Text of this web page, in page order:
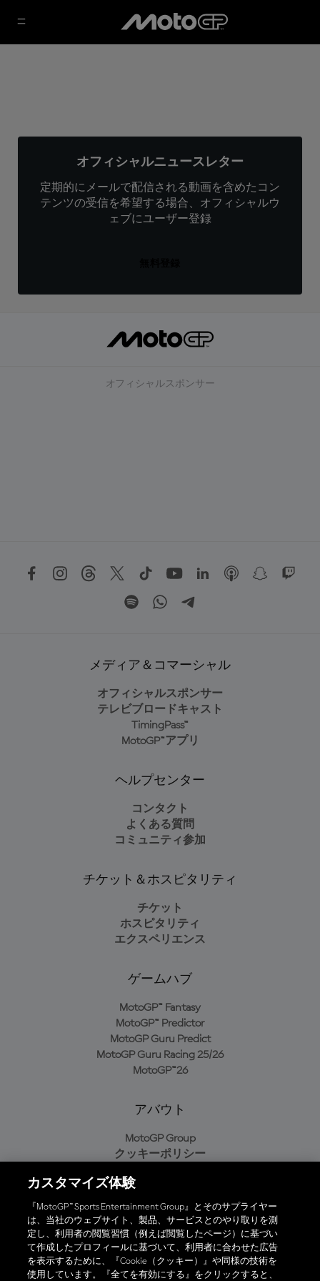
オフィシャルニュースレター
定期的にメールで配信される動画を含めたコン
テンツの受信を希望する場合、オフィシャルウ
ェブにユーザー登録
オフィシャルスポンサー
メディア＆コマーシャル
オフィシャルスポンサー
テレビブロードキャスト
TimingPass™
MotoGP™アプリ
ヘルプセンター
コンタクト
よくある質問
コミュニティ参加
チケット＆ホスピタリティ
チケット
ホスピタリティ
エクスペリエンス
ゲームハブ
MotoGP™ Fantasy
MotoGP™ Predictor
MotoGP Guru Predict
MotoGP Guru Racing 25/26
MotoGP™26
アバウト
MotoGP Group
クッキーポリシー
プライバシーポリシー
購入ポリシー
オフィシャルアプリ
カスタマイズ体験
『MotoGP™ Sports Entertainment Group』とそのサプライヤー
は、当社のウェブサイト、製品、サービスとのやり取りを測
定し、利用者の閲覧習慣（例えば閲覧したページ）に基づい
て作成したプロフィールに基づいて、利用者に合わせた広告
を表示するために、『Cookie（クッキー）』や同様の技術を
使用しています。『全てを有効にする』をクリックすると、